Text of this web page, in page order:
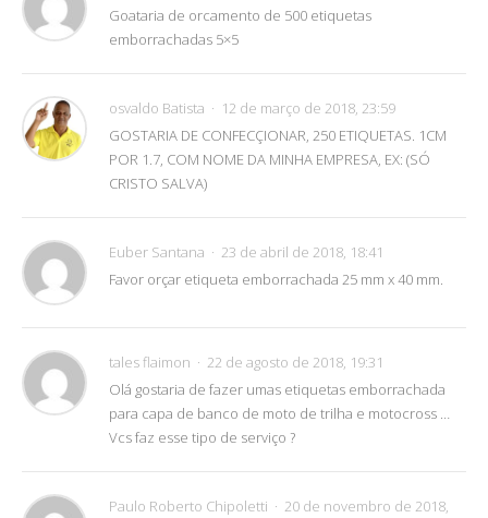
Goataria de orcamento de 500 etiquetas
emborrachadas 5×5
osvaldo Batista
12 de março de 2018, 23:59
GOSTARIA DE CONFECÇIONAR, 250 ETIQUETAS. 1CM
POR 1.7, COM NOME DA MINHA EMPRESA, EX: (SÓ
CRISTO SALVA)
Euber Santana
23 de abril de 2018, 18:41
Favor orçar etiqueta emborrachada 25 mm x 40 mm.
tales flaimon
22 de agosto de 2018, 19:31
Olá gostaria de fazer umas etiquetas emborrachada
para capa de banco de moto de trilha e motocross …
Vcs faz esse tipo de serviço ?
Paulo Roberto Chipoletti
20 de novembro de 2018,